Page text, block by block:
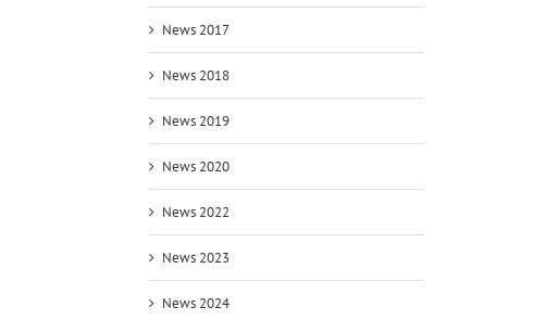
News 2017
News 2018
News 2019
News 2020
News 2022
News 2023
News 2024